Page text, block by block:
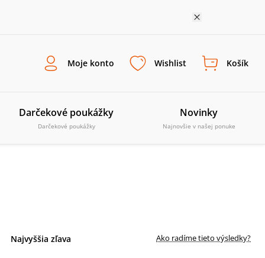
Moje konto Wishlist Košík
Darčekové poukážky
Darčekové poukážky
Novinky
Najnovšie v našej ponuke
Najvyššia zľava Ako radíme tieto výsledky?